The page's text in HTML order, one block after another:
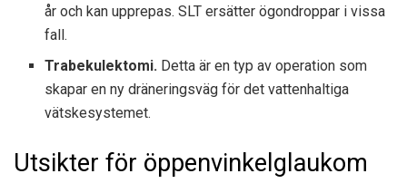
år och kan upprepas. SLT ersätter ögondroppar i vissa
fall.
Trabekulektomi. Detta är en typ av operation som
skapar en ny dräneringsväg för det vattenhaltiga
vätskesystemet.
Utsikter för öppenvinkelglaukom